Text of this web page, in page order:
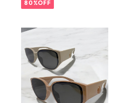
80%OFF